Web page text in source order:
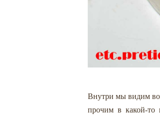
Внутри мы видим
прочим в какой-то